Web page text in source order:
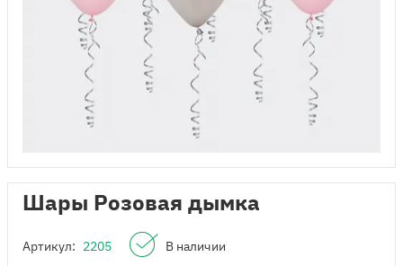
Шары Розовая дымка
Артикул: 2205 В наличии